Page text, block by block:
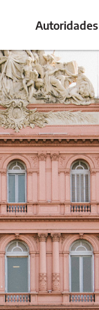
Autoridades